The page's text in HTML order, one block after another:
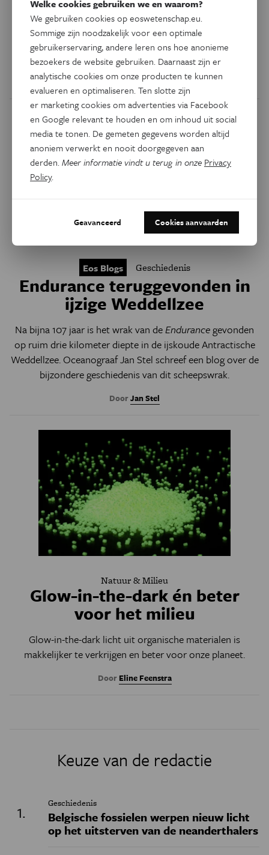
binnenvaart klaar voor de uitdagende toekomst. Waarom
ontbreken dergelijke initiatieven, ondanks ronkende
toekomstschetsen, nog steeds in Vlaanderen, dat ook een
indrukwekkende maritieme historie heeft?
DoorJan Stel
Eos Blogs Geschiedenis
Endurance teruggevonden in
ijzige Weddellzee
Na bijna 107 jaar is het wrak van deEndurance gevonden
op ruim drie kilometer diepte in de ijskoude Antractische
Weddellzee. Oceanograaf Jan Stel schreef een blog over de
bijzondere geschiedenis van dit scheepswrak.
DoorJan Stel
Natuur & Milieu
Glow-in-the-dark én beter
voor het milieu
Glow-in-the-dark licht uit organische materialen is
makkelijker te verkrijgen en beter voor onze planeet.
Door Eline Feenstra
Keuze van de redactie
Geschiedenis
Belgische fossielen werpen nieuw licht
op het uitsterven van de neanderthalers
Welke cookies gebruiken we en waarom?
We gebruiken cookies op eoswetenschap.eu.
Sommige zijn noodzakelijk voor een optimale
gebruikerservaring, andere leren ons hoe anonieme
bezoekers de website gebruiken. Daarnaast zijn er
analytische cookies om onze producten te kunnen
evalueren en optimaliseren. Ten slotte zijn
er marketing cookies om advertenties via Facebook
en Google relevant te houden en om inhoud uit social
media te tonen. De gemeten gegevens worden altijd
anoniem verwerkt en nooit doorgegeven aan
derden.Meer informatie vindt u terug in onze Privacy
Policy.
Geavanceerd Cookies aanvaarden